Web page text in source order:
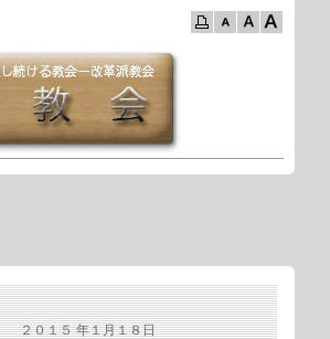
０１５ 年１月１８日